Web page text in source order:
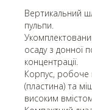
Вертикальний
пульпи.
осаду з донної
концентрації.
Корпус, робоче
(пластина) та
високим